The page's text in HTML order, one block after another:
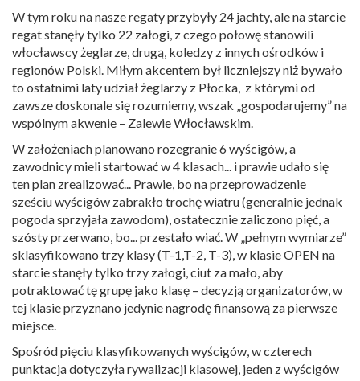
W tym roku na nasze regaty przybyły 24 jachty, ale na starcie
regat stanęły tylko 22 załogi, z czego połowę stanowili
włocławscy żeglarze, drugą, koledzy z innych ośrodków i
regionów Polski. Miłym akcentem był liczniejszy niż bywało
to ostatnimi laty udział żeglarzy z Płocka, z którymi od
zawsze doskonale się rozumiemy, wszak „gospodarujemy” na
wspólnym akwenie – Zalewie Włocławskim.
W założeniach planowano rozegranie 6 wyścigów, a
zawodnicy mieli startować w 4 klasach... i prawie udało się
ten plan zrealizować... Prawie, bo na przeprowadzenie
sześciu wyścigów zabrakło trochę wiatru (generalnie jednak
pogoda sprzyjała zawodom), ostatecznie zaliczono pięć, a
szósty przerwano, bo... przestało wiać. W „pełnym wymiarze”
sklasyfikowano trzy klasy (T-1,T-2, T-3), w klasie OPEN na
starcie stanęły tylko trzy załogi, ciut za mało, aby
potraktować tę grupę jako klasę – decyzją organizatorów, w
tej klasie przyznano jedynie nagrodę finansową za pierwsze
miejsce.
Spośród pięciu klasyfikowanych wyścigów, w czterech
punktacja dotyczyła rywalizacji klasowej, jeden z wyścigów